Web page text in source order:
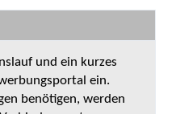
und ein kurzes
ein.
benötigen, werden